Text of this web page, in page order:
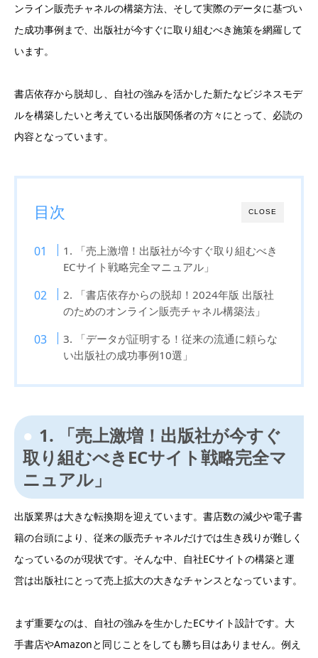
ンライン販売チャネルの構築方法、そして実際のデータに基づい
た成功事例まで、出版社が今すぐに取り組むべき施策を網羅して
います。
書店依存から脱却し、自社の強みを活かした新たなビジネスモデ
ルを構築したいと考えている出版関係者の方々にとって、必読の
内容となっています。
CLOSE
目次
1. 「売上激増！出版社が今すぐ取り組むべき
ECサイト戦略完全マニュアル」
2. 「書店依存からの脱却！2024年版 出版社
のためのオンライン販売チャネル構築法」
3. 「データが証明する！従来の流通に頼らな
い出版社の成功事例10選」
1. 「売上激増！出版社が今すぐ
取り組むべきECサイト戦略完全マ
ニュアル」
出版業界は大きな転換期を迎えています。書店数の減少や電子書
籍の台頭により、従来の販売チャネルだけでは生き残りが難しく
なっているのが現状です。そんな中、自社ECサイトの構築と運
営は出版社にとって売上拡大の大きなチャンスとなっています。
まず重要なのは、自社の強みを生かしたECサイト設計です。大
手書店やAmazonと同じことをしても勝ち目はありません。例え